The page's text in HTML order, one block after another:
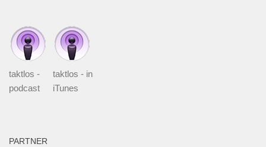
taktlos -
podcast
taktlos - in
iTunes
PARTNER